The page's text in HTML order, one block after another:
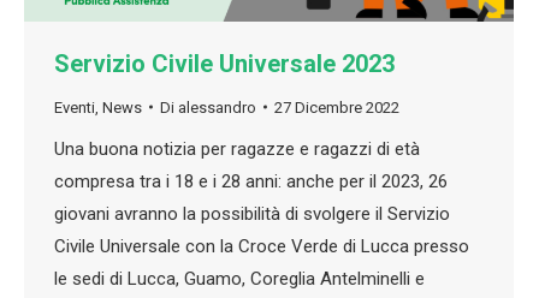
Servizio Civile Universale 2023
Eventi News Di alessandro 27 Dicembre 2022
Una buona notizia per ragazze e ragazzi di età
compresa tra i 18 e i 28 anni: anche per il 2023, 26
giovani avranno la possibilità di svolgere il Servizio
Civile Universale con la Croce Verde di Lucca presso
le sedi di Lucca, Guamo, Coreglia Antelminelli e